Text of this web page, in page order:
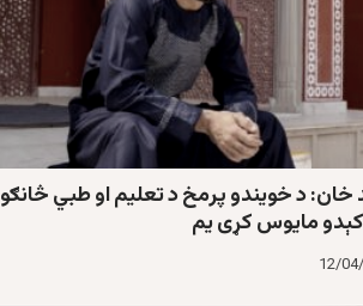
خان: د خویندو پرمخ د تعلیم او طبي څانګو
مایوس کړی یم
12/